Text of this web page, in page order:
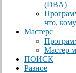
(DBА)
что,
Мастерс
Мастер
ПОИСК
Разное